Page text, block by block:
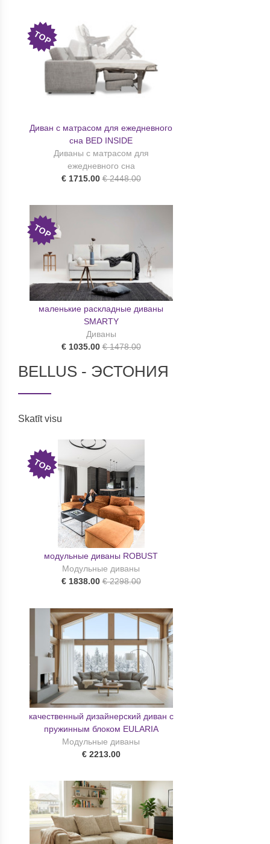
TOP
Диван с матрасом для ежедневного
сна BED INSIDE
Диваны с матрасом для
ежедневного сна
€ 1715.00 € 2448.00
TOP
маленькие раскладные диваны
SMARTY
Диваны
€ 1035.00 € 1478.00
BELLUS - ЭСТОНИЯ
Skatīt visu
TOP
модульные диваны ROBUST
Модульные диваны
€ 1838.00 € 2298.00
качественный дизайнерский диван с
пружинным блоком EULARIA
Модульные диваны
€ 2213.00